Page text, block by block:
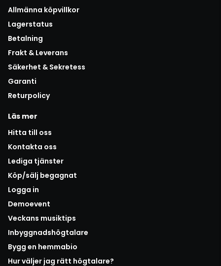
Allmänna köpvillkor
Lagerstatus
Betalning
Frakt & Leverans
Säkerhet & Sekretess
Garanti
Returpolicy
Läs mer
Hitta till oss
Kontakta oss
Lediga tjänster
Köp/sälj begagnat
Logga in
Demoevent
Veckans musiktips
Inbyggnadshögtalare
Bygg en hemmabio
Hur väljer jag rätt högtalare?